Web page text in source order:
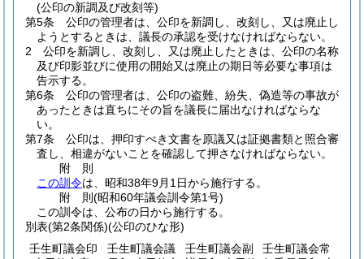
(公印の新調及び改刻等)
第5条
公印の管理者は、公印を新調し、改刻し、又は廃止し
ようとするときは、議長の承認を受けなければならない。
2
公印を新調し、改刻し、又は廃止したときは、公印の名称
及び印影並びに使用の開始又は廃止の期日等必要な事項は
告示する。
第6条
公印の管理者は、公印の盗難、紛失、偽造等の事故が
あったときは直ちにその旨を議長に届出なければならな
い。
第7条
公印は、押印すべき文書を原議又は証拠書類と照合審
査し、相違がないことを確認して押さなければならない。
附 則
この訓令は、昭和38年9月1日から施行する。
附 則(昭和60年議会訓令第1号)
この訓令は、公布の日から施行する。
別表(第2条関係)(公印のひな形)
壬生町議会印
壬生町議会議
壬生町議会副
壬生町議会常